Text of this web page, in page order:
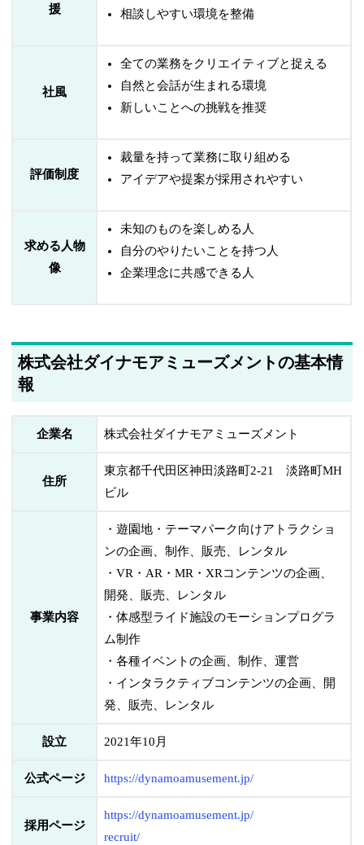
援
相談しやすい環境を整備
社風
全ての業務をクリエイティブと捉える
自然と会話が生まれる環境
新しいことへの挑戦を推奨
評価制度
裁量を持って業務に取り組める
アイデアや提案が採用されやすい
求める人物
像
未知のものを楽しめる人
自分のやりたいことを持つ人
企業理念に共感できる人
株式会社ダイナモアミューズメントの基本情
報
企業名 株式会社ダイナモアミューズメント
住所
東京都千代田区神田淡路町2-21 淡路町MH
ビル
事業内容
・遊園地・テーマパーク向けアトラクショ
ンの企画、制作、販売、レンタル
・VR・AR・MR・XRコンテンツの企画、
開発、販売、レンタル
・体感型ライド施設のモーションプログラ
ム制作
・各種イベントの企画、制作、運営
・インタラクティブコンテンツの企画、開
発、販売、レンタル
設立 2021年10月
公式ページ https://dynamoamusement.jp/
採用ページ
https://dynamoamusement.jp/
recruit/